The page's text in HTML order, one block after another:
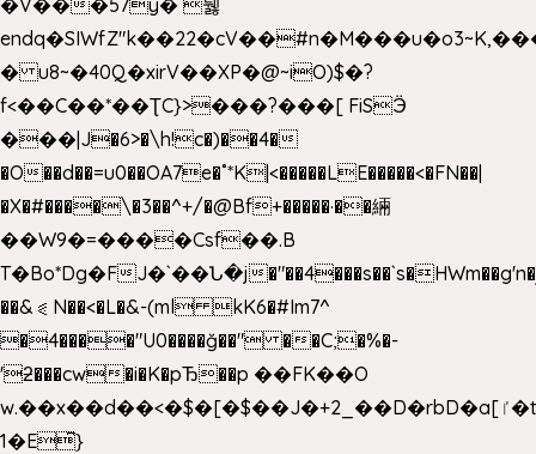
�V���57y�`뉋
� u8~�40Q�xirV��XP�@~iO)$�?
f<��C��*��ƮC}>���?���[ FiSӬ
���|J�6>�\h!c�)��4�
�O��d��=u0��OA7e�˚*K|<�����LE�����<�FN��|
�X�#����\�3��^+/�@Bf+�����·��緉
��W9�=����Csf��.B
T�Bo*Dg�FJ�`��Ն�j�"��4���s��`s�HWm��g'n�ږ�Ht�!
��&⪗N��<�L�&-(ml kK6�#Im7^
�4����"U0����ğ��" ��C;�%�-
'ƻ���cw�i�K�pЂ��p ��FK��O
w.��x��d��<�$�[�$��J�+2_��D�rbD�a[ٵ�t9?
1�E͆}